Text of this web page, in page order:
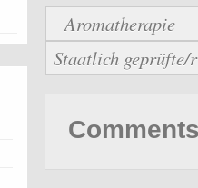
Aromatherapie
Staatlich